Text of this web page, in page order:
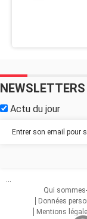
NEWSLETTERS
Actu du jour
...
Qui
Données
Mentions